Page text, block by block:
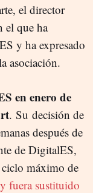
el director
el que ha
y ha expresado
asociación.
en enero de
. Su decisión de
después de
de DigitalES,
ciclo máximo de
y fuera sustituido